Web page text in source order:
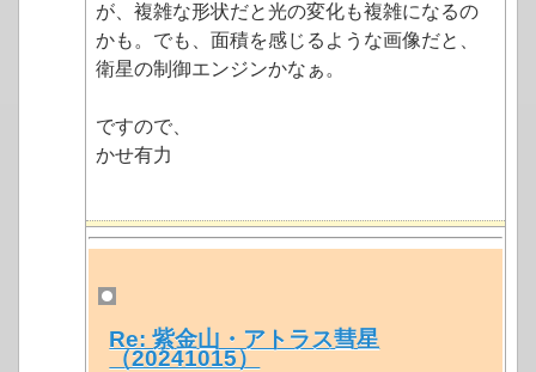
が、複雑な形状だと光の変化も複雑になるの
かも。でも、面積を感じるような画像だと、
衛星の制御エンジンかなぁ。
ですので、
かせ有力
Re: 紫金山・アトラス彗星
（20241015）